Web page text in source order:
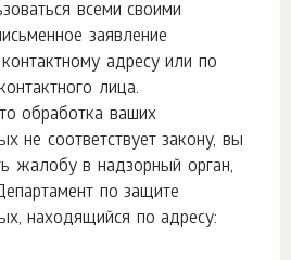
всеми своими
заявление
адресу или по
лица.
обработка ваших
не соответствует закону, вы
жалобу в надзорный орган,
по защите
находящийся по адресу: